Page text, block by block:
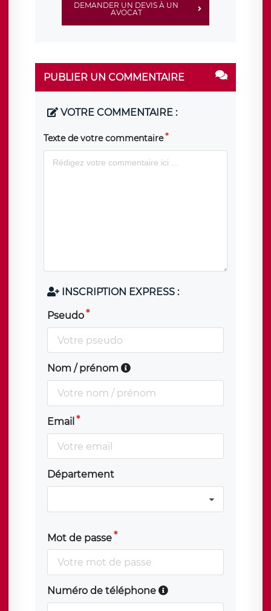
DEMANDER UN DEVIS À UN
AVOCAT
PUBLIER UN COMMENTAIRE
VOTRE COMMENTAIRE :
Texte de votre commentaire
INSCRIPTION EXPRESS :
Pseudo
Nom / prénom
Email
Département
Mot de passe
Numéro de téléphone